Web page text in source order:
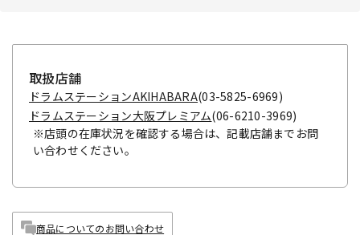
取扱店舗
ドラムステーションAKIHABARA(03-5825-6969)
ドラムステーション大阪プレミアム(06-6210-3969)
※店頭の在庫状況を確認する場合は、記載店舗までお問
い合わせください。
商品についてのお問い合わせ